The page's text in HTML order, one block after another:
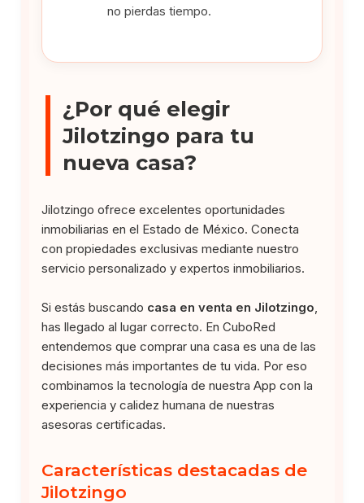
no pierdas tiempo.
¿Por qué elegir
Jilotzingo para tu
nueva casa?
Jilotzingo ofrece excelentes oportunidades
inmobiliarias en el Estado de México. Conecta
con propiedades exclusivas mediante nuestro
servicio personalizado y expertos inmobiliarios.
Si estás buscando casa en venta en Jilotzingo
has llegado al lugar correcto. En CuboRed
entendemos que comprar una casa es una de las
decisiones más importantes de tu vida. Por eso
combinamos la tecnología de nuestra App con la
experiencia y calidez humana de nuestras
asesoras certificadas.
Características destacadas de
Jilotzingo